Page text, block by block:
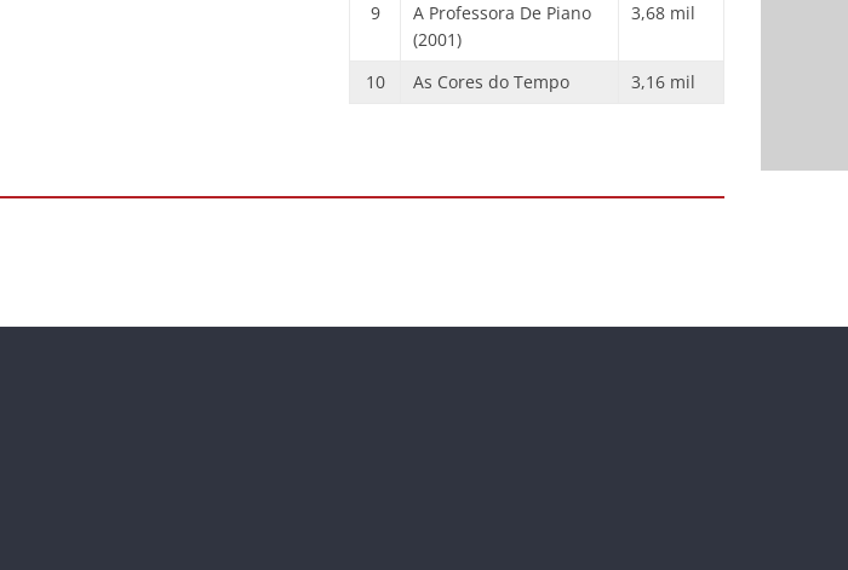
9
A Professora De Piano
(2001)
3,68 mil
10 As Cores do Tempo 3,16 mil